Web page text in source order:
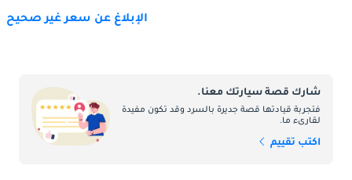
الإبلاغ عن سعر غير صحيح
شارك قصة سيارتك معنا.
فتجربة قيادتها قصة جديرة بالسرد وقد تكون مفيدة
لقارىء ما.
اكتب تقييم